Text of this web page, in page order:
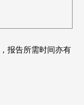
，报告所需时间亦有